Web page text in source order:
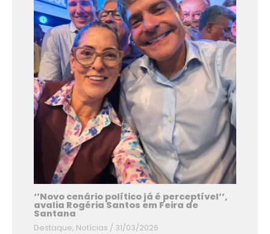
‘’Novo cenário político já é perceptível’’,
avalia Rogéria Santos em Feira de
Santana
Destaque, Notícias / 31/03/2026